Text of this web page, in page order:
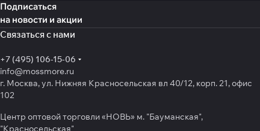
Подписаться
на новости и акции
Связаться с нами
+7 (495) 106-15-06
info@mossmore.ru
г. Москва, ул. Нижняя Красносельская вл 40/12, корп. 21, офис
102
Центр оптовой торговли «НОВЬ» м. "Бауманская",
"Красносельская"